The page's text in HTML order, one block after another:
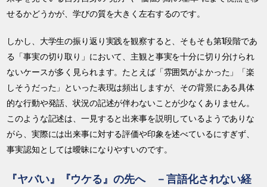
せるかどうかが、学びの質を大きく左右するのです。
しかし、大学生の振り返り実践を観察すると、そもそも第1段階であ
る「事実の切り取り」において、主観と事実を十分に切り分けられ
ないケースが多く見られます。たとえば「雰囲気がよかった」「楽
しそうだった」といった表現は頻出しますが、その背景にある具体
的な行動や発話、状況の記述が伴わないことが少なくありません。
このような記述は、一見すると出来事を説明しているようでありな
がら、実際には出来事に対する評価や印象を述べているにすぎず、
事実認知としては曖昧になりやすいのです。
『ヤバい』『ウケる』の先へ －言語化されない経